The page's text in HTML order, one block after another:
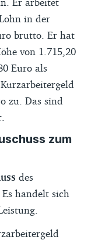
in der
brutto. Er hat
von 1.715,20
Euro als
zu. Das sind
zum
des
handelt sich